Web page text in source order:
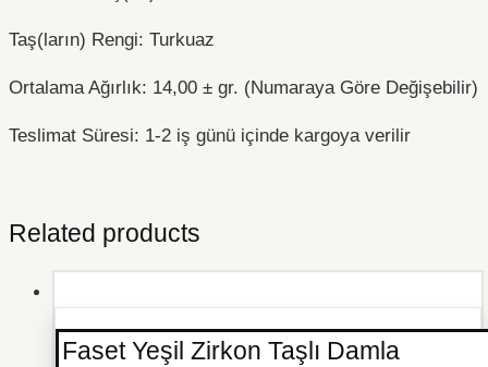
Taş(ların) Rengi: Turkuaz
Ortalama Ağırlık: 14,00 ± gr. (Numaraya Göre Değişebilir)
Teslimat Süresi: 1-2 iş günü içinde kargoya verilir
Related products
Faset Yeşil Zirkon Taşlı Damla